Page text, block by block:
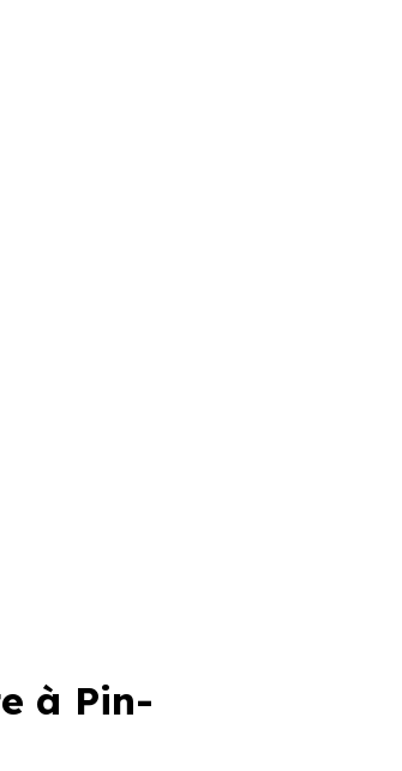
à Pin-